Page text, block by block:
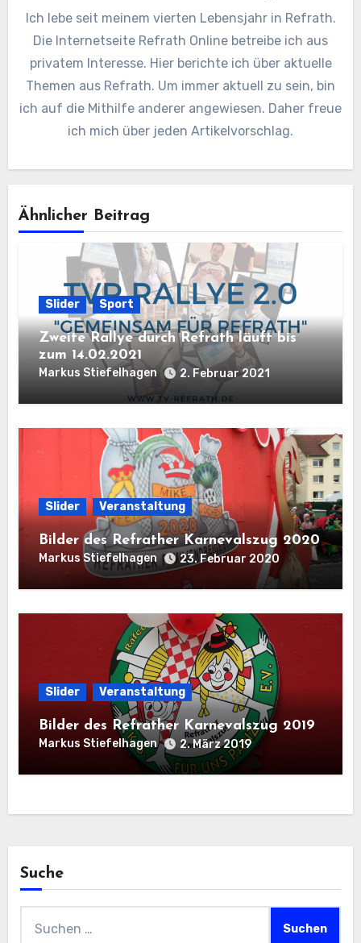
Ich lebe seit meinem vierten Lebensjahr in Refrath.
Die Internetseite Refrath Online betreibe ich aus
privatem Interesse. Hier berichte ich über aktuelle
Themen aus Refrath. Um immer aktuell zu sein, bin
ich auf die Mithilfe anderer angewiesen. Daher freue
ich mich über jeden Artikelvorschlag.
Ähnlicher Beitrag
Slider Sport
Zweite Rallye durch Refrath läuft bis
zum 14.02.2021
Markus Stiefelhagen 2. Februar 2021
Slider Veranstaltung
Bilder des Refrather Karnevalszug 2020
Markus Stiefelhagen 23. Februar 2020
Slider Veranstaltung
Bilder des Refrather Karnevalszug 2019
Markus Stiefelhagen 2. März 2019
Suche
nach: